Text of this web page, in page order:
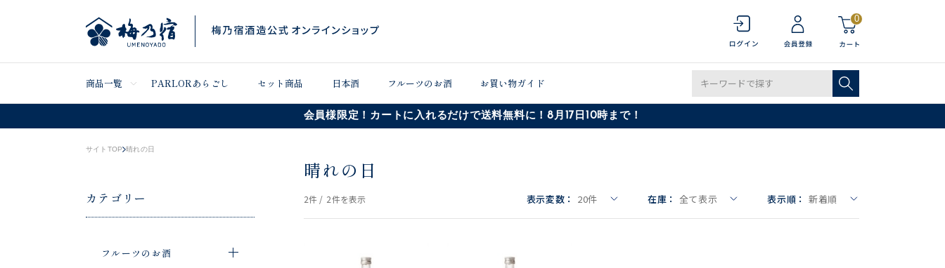
0
商品一覧 PARLORあらごし セット商品 日本酒 フルーツのお酒 お買い物ガイド
会員様限定！カートに入れるだけで送料無料に！8月17日10時まで！
サイトTOP 晴れの日
カテゴリー
フルーツのお酒
晴れの日
2件 / 2件を表示 表示変数： 20件 在庫： 全て表示 表示順： 新着順